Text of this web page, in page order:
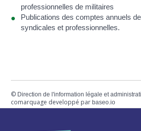
professionnelles de militaires
Publications des comptes annuels
syndicales et professionnelles.
© Direction de l'information légale et
comarquage developpé parbaseo.io